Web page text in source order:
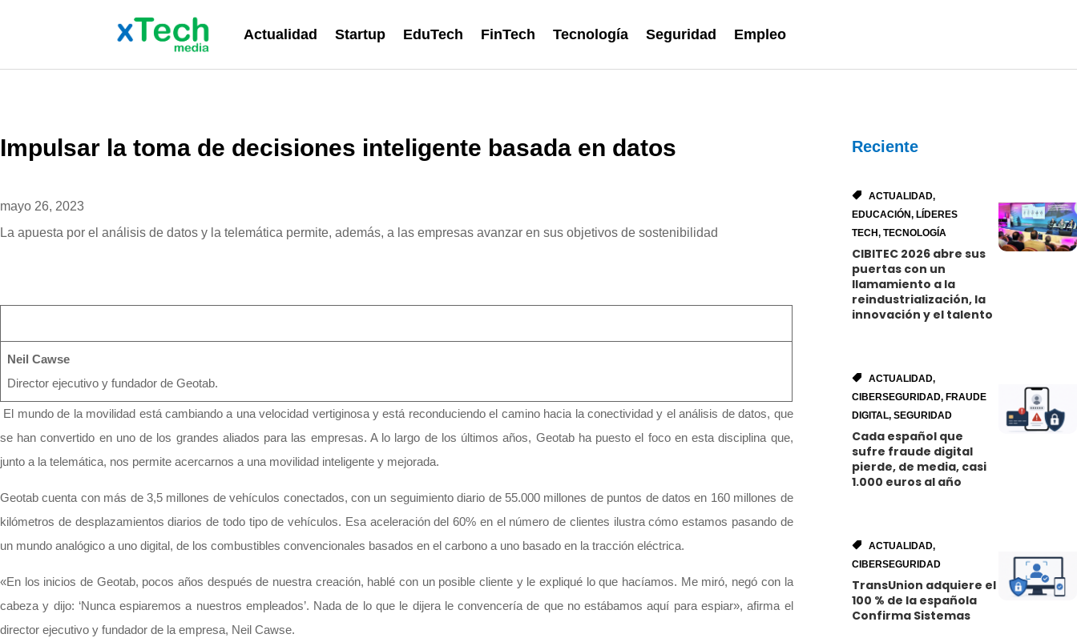
Actualidad Startup EduTech FinTech Tecnología Seguridad Empleo
Impulsar la toma de decisiones inteligente basada en datos
mayo 26, 2023
La apuesta por el análisis de datos y la telemática permite, además, a las empresas avanzar en sus objetivos de sostenibilidad
Neil Cawse
Director ejecutivo y fundador de Geotab.
El mundo de la movilidad está cambiando a una velocidad vertiginosa y está reconduciendo el camino hacia la conectividad y el análisis de datos, que
se han convertido en uno de los grandes aliados para las empresas. A lo largo de los últimos años, Geotab ha puesto el foco en esta disciplina que,
junto a la telemática, nos permite acercarnos a una movilidad inteligente y mejorada.
Geotab cuenta con más de 3,5 millones de vehículos conectados, con un seguimiento diario de 55.000 millones de puntos de datos en 160 millones de
kilómetros de desplazamientos diarios de todo tipo de vehículos. Esa aceleración del 60% en el número de clientes ilustra cómo estamos pasando de
un mundo analógico a uno digital, de los combustibles convencionales basados en el carbono a uno basado en la tracción eléctrica.
«En los inicios de Geotab, pocos años después de nuestra creación, hablé con un posible cliente y le expliqué lo que hacíamos. Me miró, negó con la
cabeza y dijo: ‘Nunca espiaremos a nuestros empleados’. Nada de lo que le dijera le convencería de que no estábamos aquí para espiar», afirma el
director ejecutivo y fundador de la empresa, Neil Cawse.
Reciente
ACTUALIDAD,
EDUCACIÓN, LÍDERES
TECH,TECNOLOGÍA
CIBITEC 2026 abre sus
puertas con un
llamamiento a la
reindustrialización, la
innovación y el talento
ACTUALIDAD,
CIBERSEGURIDAD, FRAUDE
DIGITAL,SEGURIDAD
Cada español que
sufre fraude digital
pierde, de media, casi
1.000 euros al año
ACTUALIDAD,
CIBERSEGURIDAD
TransUnion adquiere el
100 % de la española
Confirma Sistemas